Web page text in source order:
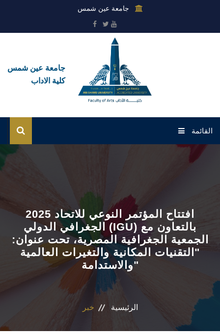
جامعة عين شمس
جامعة عين شمس
كلية الاداب
القائمة
القطاعات
الأقسام
البرامج الدراسية
2025 افتتاح المؤتمر النوعي للاتحاد
الجغرافي الدولي (IGU) بالتعاون مع
الجمعية الجغرافية المصرية، تحت عنوان:
"التقنيات المكانية والتغيرات العالمية
والاستدامة"
الرئيسية خبر